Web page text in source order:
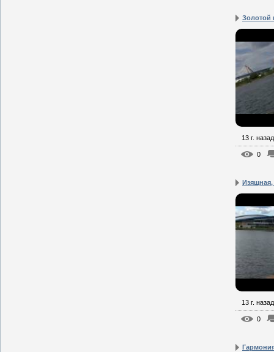
Золотой
13 г. назад
0
13 г. назад
0